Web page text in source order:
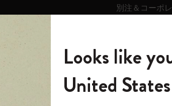
別注＆コーポ
ック
ー
る
キンスマート
サングラス
ジョンギコレクション
る
を愛する方への贈り物
リー・テーマ・ピンズ・コレク
ドをいつも胸に
トライティング・システム
ーソナライズサ
ス
カテゴリ
リー
の世界
サブカテゴリ
モレスキンの世界
6,500円以上のご購入で送料無料
Looks like
United States